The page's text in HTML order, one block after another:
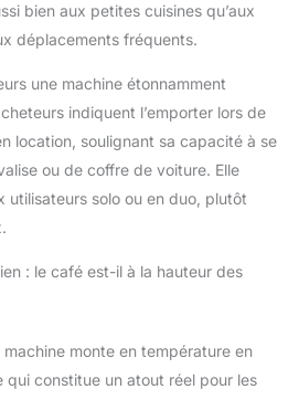
bien aux petites cuisines qu’aux
déplacements fréquents.
une machine étonnamment
indiquent l’emporter lors de
location, soulignant sa capacité à se
ou de coffre de voiture. Elle
utilisateurs solo ou en duo, plutôt
: le café est-il à la hauteur des
monte en température en
qui constitue un atout réel pour les